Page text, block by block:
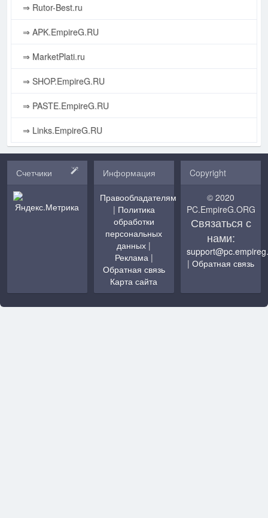
⇒ Rutor-Best.ru
⇒ APK.EmpireG.RU
⇒ MarketPlati.ru
⇒ SHOP.EmpireG.RU
⇒ PASTE.EmpireG.RU
⇒ Links.EmpireG.RU
Счетчики Информация
Правообладателям
| Политика
обработки
персональных
данных |
Реклама |
Обратная связь
Карта сайта
Copyright
© 2020
PC.EmpireG.ORG
Связаться с
нами:
|Обратная связь